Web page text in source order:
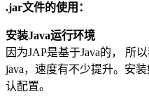
.jar文件的使用：
安装Java运行环境
因为JAP是基于Java的， 所
java，速度有不少提升。安
认配置。